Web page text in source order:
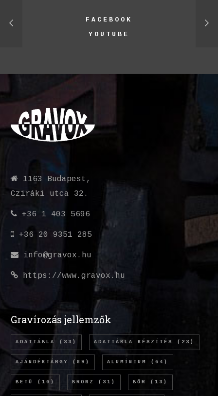
FACEBOOK
YOUTUBE
1163 Budapest,
Cziráki utca 32.
+36 1 403 5696
+36 20 9351 285
info@gravox.hu
https://www.gravox.hu
Gravírozás jellemzők
ADATTÁBLA (33) ADATTÁBLA KÉSZÍTÉS (23)
AJÁNDÉKTÁRGY (89) ALUMÍNIUM (64)
BETŰ (10) BRONZ (31) BŐR (13)